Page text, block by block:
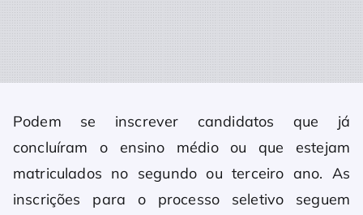
Podem se inscrever candidatos que já
concluíram o ensino médio ou que estejam
matriculados no segundo ou terceiro ano. As
inscrições para o processo seletivo seguem